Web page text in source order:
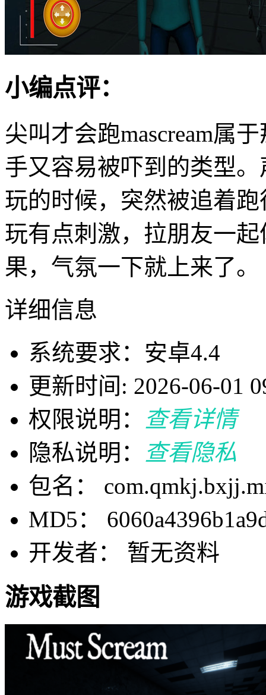
小编点评：
尖叫才会跑mascream属
手又容易被吓到的类型
玩的时候，突然被追着
玩有点刺激，拉朋友一
果，气氛一下就上来了。
详细信息
系统要求：安卓4.4
更新时间: 2026-06-01
权限说明：
查看详情
隐私说明：
查看隐私
包名：
MD5：
开发者： 暂无资料
游戏截图